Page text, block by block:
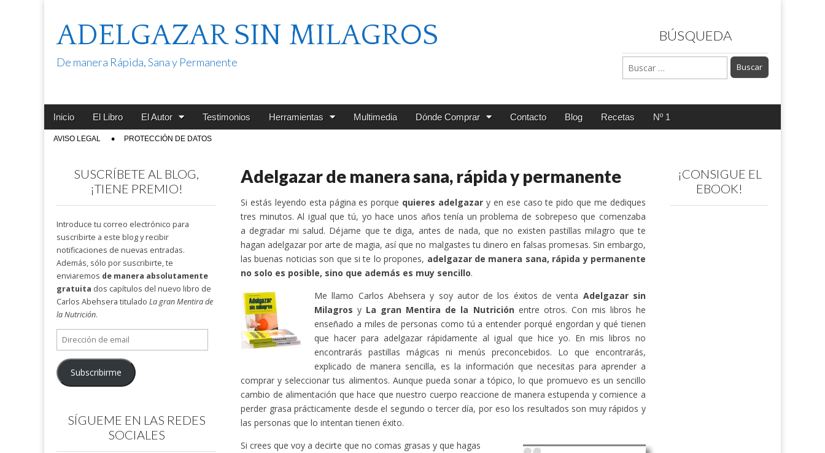
ADELGAZAR SIN MILAGROS
De manera Rápida, Sana y Permanente
BÚSQUEDA
Buscar:
Main
Skip
content
Inicio El Libro El Autor Testimonios Herramientas Multimedia Dónde Comprar Contacto Blog Recetas Nº 1
SubAVISO LEGAL PROTECCIÓN DE DATOS
Adelgazar de manera sana, rápida y permanente
Si estás leyendo esta página es porque quieres adelgazar y en ese caso te pido que me dediques
tres minutos. Al igual que tú, yo hace unos años tenía un problema de sobrepeso que comenzaba
a degradar mi salud. Déjame que te diga, antes de nada, que no existen pastillas milagro que te
hagan adelgazar por arte de magia, así que no malgastes tu dinero en falsas promesas. Sin embargo,
las buenas noticias son que si te lo propones, adelgazar de manera sana, rápida y permanente
no solo es posible, sino que además es muy sencillo.
Me llamo Carlos Abehsera y soy autor de los éxitos de venta Adelgazar sin
Milagros y La gran Mentira de la Nutriciónentre otros. Con mis libros he
enseñado a miles de personas como tú a entender porqué engordan y qué tienen
que hacer para adelgazar rápidamente al igual que hice yo. En mis libros no
encontrarás pastillas mágicas ni menús preconcebidos. Lo que encontrarás,
explicado de manera sencilla, es la información que necesitas para aprender a
comprar y seleccionar tus alimentos. Aunque pueda sonar a tópico, lo que promuevo es un sencillo
cambio de alimentación que hace que nuestro cuerpo reaccione de manera estupenda y comience a
perder grasa prácticamente desde el segundo o tercer día, por eso los resultados son muy rápidos y
las personas que lo intentan tienen éxito.
Si crees que voy a decirte que no comas grasas y que hagas
SUSCRÍBETE AL BLOG,
¡TIENE PREMIO!
Introduce tu correo electrónico para
suscribirte a este blog y recibir
notificaciones de nuevas entradas.
Además, sólo por suscribirte, te
enviaremos de manera absolutamente
gratuita dos capítulos del nuevo libro de
Carlos Abehsera titulado La gran Mentira de
la Nutrición.
Dirección
de
email
Subscribirme
SÍGUEME EN LAS REDES
SOCIALES
¡CONSIGUE EL
EBOOK!